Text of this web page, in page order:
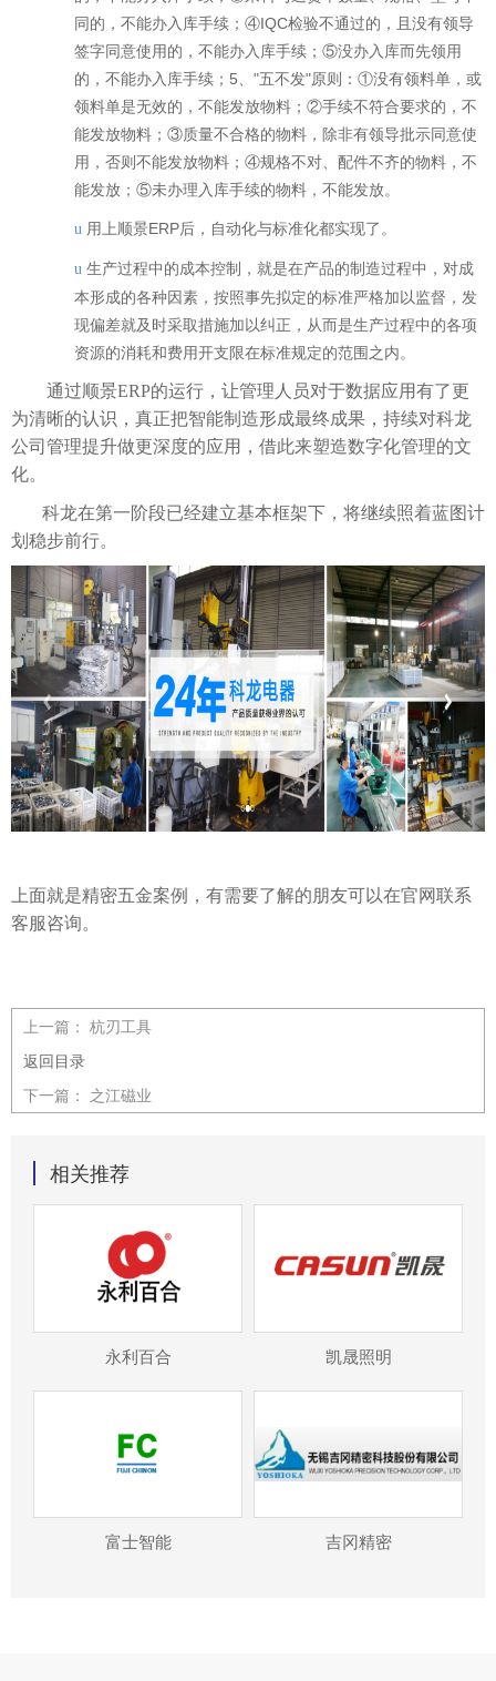
同的，不能办入库手续；④IQC检验不通过的，且没有领导
签字同意使用的，不能办入库手续；⑤没办入库而先领用
的，不能办入库手续；5、"五不发"原则：①没有领料单，或
领料单是无效的，不能发放物料；②手续不符合要求的，不
能发放物料；③质量不合格的物料，除非有领导批示同意使
用，否则不能发放物料；④规格不对、配件不齐的物料，不
能发放；⑤未办理入库手续的物料，不能发放。
u 用上顺景ERP后，自动化与标准化都实现了。
u 生产过程中的成本控制，就是在产品的制造过程中，对成
本形成的各种因素，按照事先拟定的标准严格加以监督，发
现偏差就及时采取措施加以纠正，从而是生产过程中的各项
资源的消耗和费用开支限在标准规定的范围之内。
通过顺景ERP的运行，让管理人员对于数据应用有了更
为清晰的认识，真正把智能制造形成最终成果，持续对科龙
公司管理提升做更深度的应用，借此来塑造数字化管理的文
化。
科龙在第一阶段已经建立基本框架下，将继续照着蓝图计
划稳步前行。
上面就是精密五金案例，有需要了解的朋友可以在官网联系
客服咨询。
上一篇： 杭刃工具
返回目录
下一篇： 之江磁业
相关推荐
永利百合 凯晟照明
富士智能 吉冈精密